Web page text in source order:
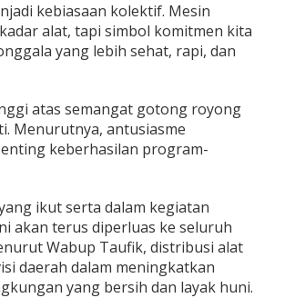
kebiasaan kolektif. Mesin
alat, tapi simbol komitmen kita
yang lebih sehat, rapi, dan
atas semangat gotong royong
Menurutnya, antusiasme
keberhasilan program-
ikut serta dalam kegiatan
akan terus diperluas ke seluruh
Wabup Taufik, distribusi alat
daerah dalam meningkatkan
yang bersih dan layak huni.